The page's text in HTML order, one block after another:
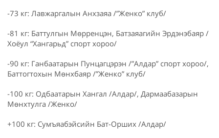
-73 кг: Лавжаргалын Анхзаяа /”Женко” клуб/
-81 кг: Баттулгын Мөрренцэн, Батзаяагийн Эрдэнэбаяр /
Хоёул “Хангарьд” спорт хороо/
-90 кг: Ганбаатарын Пунцагцэрэн /”Алдар” спорт хороо/,
Баттогтохын Мөнхбаяр /”Женко” клуб/
-100 кг: Одбаатарын Хангал /Алдар/, Дармаабазарын
Мөнхтулга /Женко/
+100 кг: Сумъяабэйсийн Бат-Орших /Алдар/